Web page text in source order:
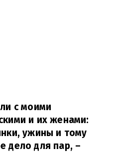
с моими
и их женами:
ужины и тому
дело для пар, –